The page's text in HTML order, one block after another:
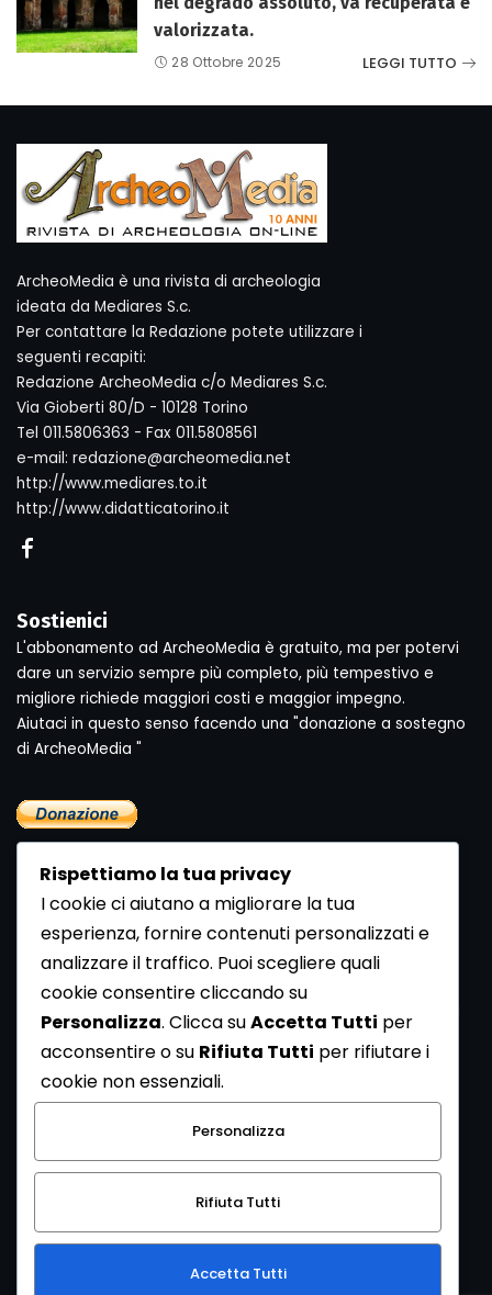
valorizzata.
28 Ottobre 2025 LEGGI TUTTO
ArcheoMedia è una rivista di archeologia
ideata da Mediares S.c.
Per contattare la Redazione potete utilizzare i
seguenti recapiti:
Redazione ArcheoMedia c/o Mediares S.c.
Via Gioberti 80/D - 10128 Torino
Tel 011.5806363 - Fax 011.5808561
e-mail: redazione@archeomedia.net
http://www.mediares.to.it
http://www.didatticatorino.it
Sostienici
L'abbonamento ad ArcheoMedia è gratuito, ma per potervi
dare un servizio sempre più completo, più tempestivo e
migliore richiede maggiori costi e maggior impegno.
Aiutaci in questo senso facendo una "donazione a sostegno
di ArcheoMedia "
Newsletter
Se vuoi ricevere la Rivista gratuita di archeologia realizzata
dalla Redazione di ArcheoMedia iscriviti alla nostra
Newsletter [Clicca Qui]
Con l'invio del messaggio l'utente dichiara di aver letto
l’informativa sulla privacy e di acconsentire al trattamento
dei propri dati personali.
Rispettiamo la tua privacy
I cookie ci aiutano a migliorare la tua
esperienza, fornire contenuti personalizzati e
analizzare il traffico. Puoi scegliere quali
cookie consentire cliccando su
Personalizza. Clicca suAccetta Tutti per
acconsentire o su Rifiuta Tutti per rifiutare i
cookie non essenziali.
Personalizza
Rifiuta Tutti
Accetta Tutti